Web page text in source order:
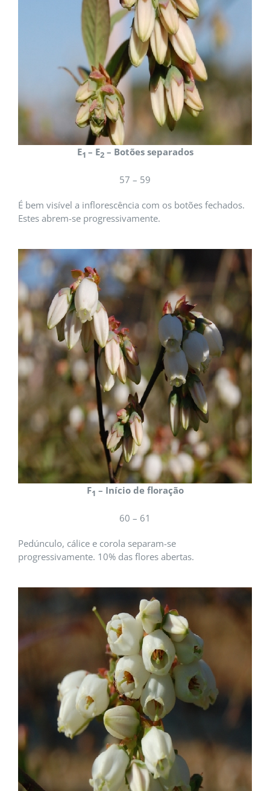
E1 – E2– Botões separados
57 – 59
É bem visível a inflorescência com os botões fechados.
Estes abrem-se progressivamente.
F1 – Início de floração
60 – 61
Pedúnculo, cálice e corola separam-se
progressivamente. 10% das flores abertas.